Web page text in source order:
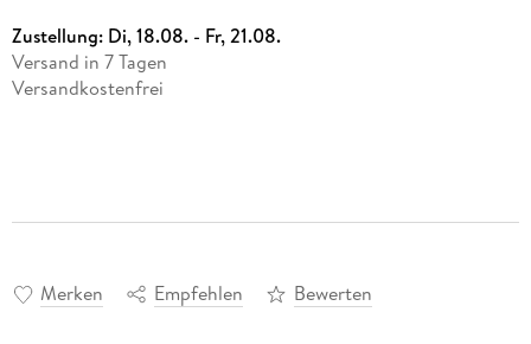
Zustellung: Di, 18.08. - Fr, 21.08.
Versand in 7 Tagen
Versandkostenfrei
Merken Empfehlen Bewerten